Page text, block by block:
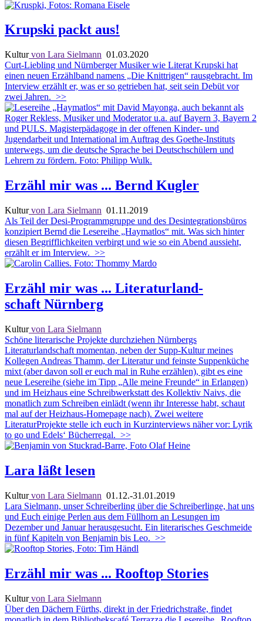
Krupski packt aus!
Kulturvon Lara Sielmann 01.03.2020
Curt-Liebling und Nürnberger Musiker wie Literat Krupski hat
einen neuen Erzählband namens „Die Knittrigen“ rausgebracht. Im
Interview erzählt er, was er so getrieben hat, seit sein Debüt vor
zwei Jahren. >>
Erzähl mir was ... Bernd Kugler
Kulturvon Lara Sielmann 01.11.2019
Als Teil der Desi-Programmgruppe und des Desintegrationsbüros
konzipiert Bernd die Lesereihe „Haymatlos“ mit. Was sich hinter
diesen Begrifflichkeiten verbirgt und wie so ein Abend aussieht,
erzählt er im Interview. >>
Erzähl mir was ... Literaturland-
schaft Nürnberg
Kulturvon Lara Sielmann
Schöne literarische Projekte durchziehen Nürnbergs
Literaturlandschaft momentan, neben der Supp-Kultur meines
Kollegen Andreas Thamm, der Literatur und feinste Suppenküche
mixt (aber davon soll er euch mal in Ruhe erzählen), gibt es eine
neue Lesereihe (siehe im Tipp „Alle meine Freunde“ in Erlangen)
und im Heizhaus eine Schreibwerkstatt des Kollektiv Naivs, die
monatlich zum Schreiben einlädt (wenn ihr Interesse habt, schaut
mal auf der Heizhaus-Homepage nach). Zwei weitere
LiteraturProjekte stelle ich euch in Kurzinterviews näher vor: Lyrik
to go und Edels‘ Bücherregal. >>
Lara läßt lesen
Kulturvon Lara Sielmann 01.12.-31.01.2019
Lara Sielmann, unser Schreiberling über die Schreiberlinge, hat uns
und Euch einige Perlen aus dem Füllhorn an Lesungen im
Dezember und Januar herausgesucht. Ein literarisches Geschmeide
in fünf Kapiteln von Benjamin bis Leo. >>
Erzähl mir was ... Rooftop Stories
Kulturvon Lara Sielmann
Über den Dächern Fürths, direkt in der Friedrichstraße, findet